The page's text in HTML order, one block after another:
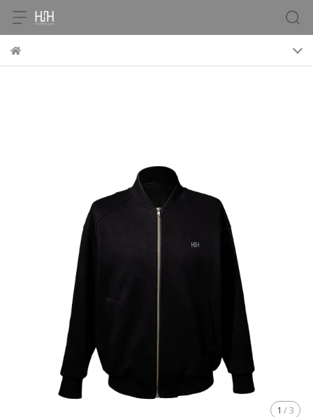
1 / 3